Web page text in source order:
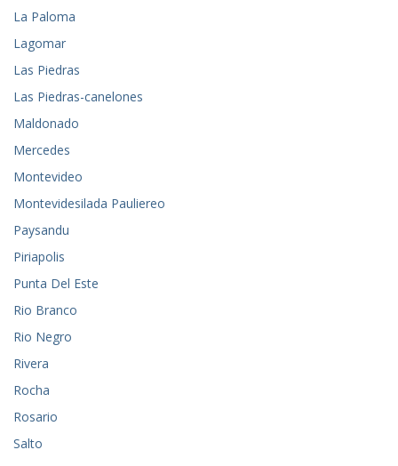
La Paloma
Lagomar
Las Piedras
Las Piedras-canelones
Maldonado
Mercedes
Montevideo
Montevidesilada Pauliereo
Paysandu
Piriapolis
Punta Del Este
Rio Branco
Rio Negro
Rivera
Rocha
Rosario
Salto